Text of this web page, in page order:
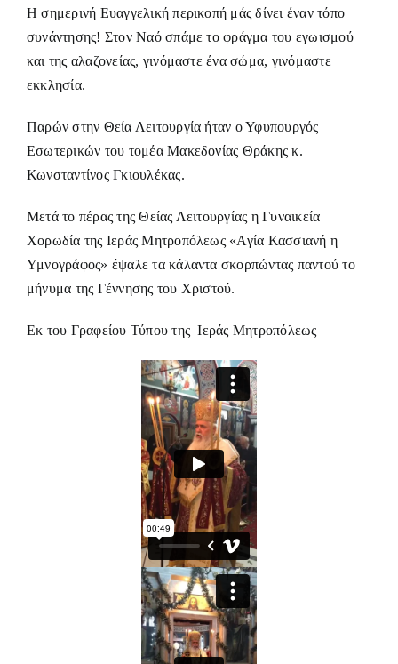
Η σημερινή Ευαγγελική περικοπή μάς δίνει έναν τόπο
συνάντησης! Στον Ναό σπάμε το φράγμα του εγωισμού
και της αλαζονείας, γινόμαστε ένα σώμα, γινόμαστε
εκκλησία.
Παρών στην Θεία Λειτουργία ήταν ο Υφυπουργός
Εσωτερικών του τομέα Μακεδονίας Θράκης κ.
Κωνσταντίνος Γκιουλέκας.
Μετά το πέρας της Θείας Λειτουργίας η Γυναικεία
Χορωδία της Ιεράς Μητροπόλεως «Αγία Κασσιανή η
Υμνογράφος» έψαλε τα κάλαντα σκορπώντας παντού το
μήνυμα της Γέννησης του Χριστού.
Εκ του Γραφείου Τύπου της Ιεράς Μητροπόλεως